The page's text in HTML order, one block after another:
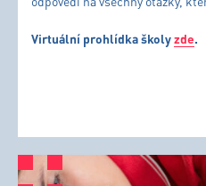
Virtuální prohlídka školyzde.